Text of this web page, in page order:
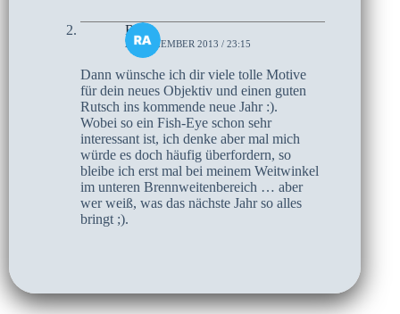
Ralf
28. DEZEMBER 2013 / 23:15
Dann wünsche ich dir viele tolle Motive
für dein neues Objektiv und einen guten
Rutsch ins kommende neue Jahr :).
Wobei so ein Fish-Eye schon sehr
interessant ist, ich denke aber mal mich
würde es doch häufig überfordern, so
bleibe ich erst mal bei meinem Weitwinkel
im unteren Brennweitenbereich … aber
wer weiß, was das nächste Jahr so alles
bringt ;).